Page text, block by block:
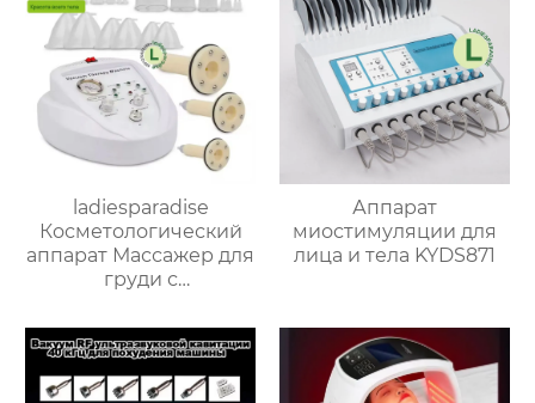
ladiesparadise
Косметологический
аппарат Массажер для
груди с
давлением NY-600
Аппарат
миостимуляции для
лица и тела KYDS871